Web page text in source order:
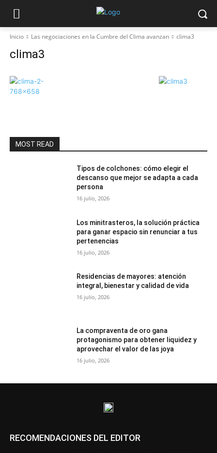
Inicio Las negociaciones en la Cumbre del Clima avanzan clima3
clima3
MOST READ
Tipos de colchones: cómo elegir el
descanso que mejor se adapta a cada
persona
16 julio, 2026
Los minitrasteros, la solución práctica
para ganar espacio sin renunciar a tus
pertenencias
16 julio, 2026
Residencias de mayores: atención
integral, bienestar y calidad de vida
16 julio, 2026
La compraventa de oro gana
protagonismo para obtener liquidez y
aprovechar el valor de las joya
16 julio, 2026
RECOMENDACIONES DEL EDITOR